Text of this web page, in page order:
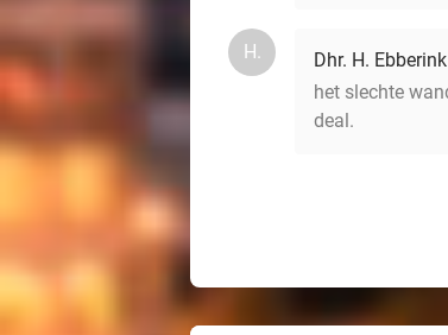
H.
Dhr. H. Ebberink
het slechte
deal.